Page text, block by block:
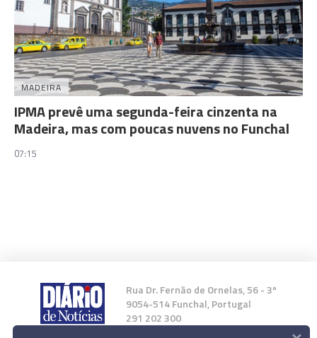
MADEIRA
IPMA prevê uma segunda-feira cinzenta na
Madeira, mas com poucas nuvens no Funchal
07:15
Rua Dr. Fernão de Ornelas, 56 - 3º
9054-514 Funchal, Portugal
291 202 300